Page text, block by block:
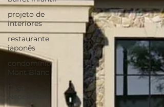
projeto de
interiores
restaurante
japonês
condomínio
Mont Blanc
Casa